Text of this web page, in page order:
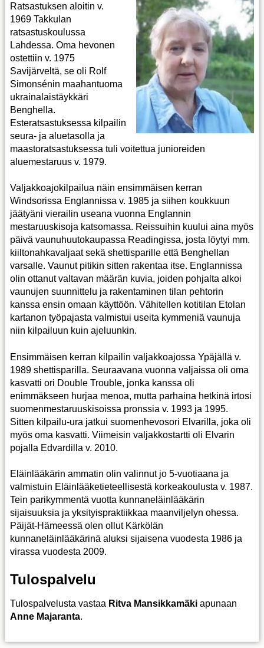
Ratsastuksen aloitin v.
1969 Takkulan
ratsastuskoulussa
Lahdessa. Oma hevonen
ostettiin v. 1975
Savijärveltä, se oli Rolf
Simonsénin maahantuoma
ukrainalaistäykkäri
Benghella.
Esteratsastuksessa kilpailin
seura- ja aluetasolla ja
maastoratsastuksessa tuli voitettua junioreiden
aluemestaruus v. 1979.
Valjakkoajokilpailua näin ensimmäisen kerran
Windsorissa Englannissa v. 1985 ja siihen koukkuun
jäätyäni vierailin useana vuonna Englannin
mestaruuskisoja katsomassa. Reissuihin kuului aina myös
päivä vaunuhuutokaupassa Readingissa, josta löytyi mm.
kiiltonahkavaljaat sekä shettisparille että Benghellan
varsalle. Vaunut pitikin sitten rakentaa itse. Englannissa
olin ottanut valtavan määrän kuvia, joiden pohjalta alkoi
vaunujen suunnittelu ja rakentaminen tilan pehtorin
kanssa ensin omaan käyttöön. Vähitellen kotitilan Etolan
kartanon työpajasta valmistui useita kymmeniä vaunuja
niin kilpailuun kuin ajeluunkin.
Ensimmäisen kerran kilpailin valjakkoajossa Ypäjällä v.
1989 shettisparilla. Seuraavana vuonna valjaissa oli oma
kasvatti ori Double Trouble, jonka kanssa oli
enimmäkseen hurjaa menoa, mutta parhaina hetkinä irtosi
suomenmestaruuskisoissa pronssia v. 1993 ja 1995.
Sitten kilpailu-ura jatkui suomenhevosori Elvarilla, joka oli
myös oma kasvatti. Viimeisin valjakkostartti oli Elvarin
pojalla Edvardilla v. 2010.
Eläinlääkärin ammatin olin valinnut jo 5-vuotiaana ja
valmistuin Eläinlääketieteellisestä korkeakoulusta v. 1987.
Tein parikymmentä vuotta kunnaneläinlääkärin
sijaisuuksia ja yksityispraktiikkaa maanviljelyn ohessa.
Päijät-Hämeessä olen ollut Kärkölän
kunnaneläinlääkärinä aluksi sijaisena vuodesta 1986 ja
virassa vuodesta 2009.
Tulospalvelu
Tulospalvelusta vastaa Ritva Mansikkamäki apunaan
Anne Majaranta.